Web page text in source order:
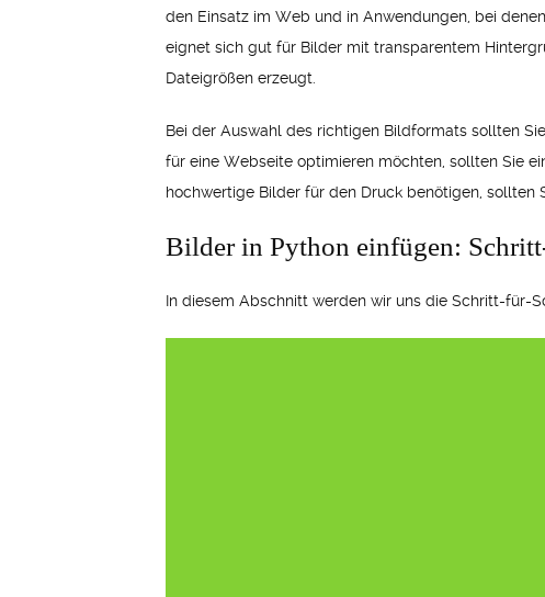
den Einsatz im Web und in Anwendungen, bei
eignet sich gut für Bilder mit transparentem
Dateigrößen erzeugt.
Bei der Auswahl des richtigen Bildformats sollten
für eine Webseite optimieren möchten, sollten Sie
hochwertige Bilder für den Druck benötigen, sollten
Bilder in Python einfügen:
In diesem Abschnitt werden wir uns die Schritt-für-